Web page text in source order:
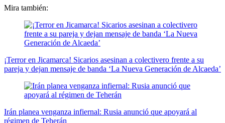
Mira también:
¡Terror en Jicamarca! Sicarios asesinan a colectivero frente a su
pareja y dejan mensaje de banda ‘La Nueva Generación de Alcaeda’
Irán planea venganza infiernal: Rusia anunció que apoyará al
régimen de Teherán